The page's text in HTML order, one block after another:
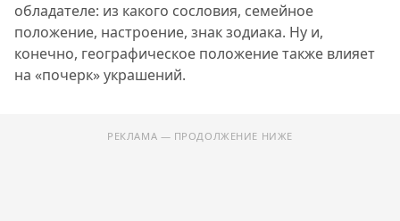
обладателе: из какого сословия, семейное
положение, настроение, знак зодиака. Ну и,
конечно, географическое положение также влияет
на «почерк» украшений.
РЕКЛАМА — ПРОДОЛЖЕНИЕ НИЖЕ